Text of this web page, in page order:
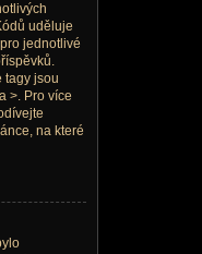
uděluje
jednotlivé
tagy jsou
>. Pro více
na které